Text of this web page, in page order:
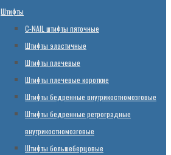
Штифты
C-NAIL штифты пяточные
Штифты эластичные
Штифты плечевые
Штифты плечевые короткие
Штифты бедренные внутрикостномозговые
Штифты бедренные ретроградные
внутрикостномозговые
Штифты большеберцовые